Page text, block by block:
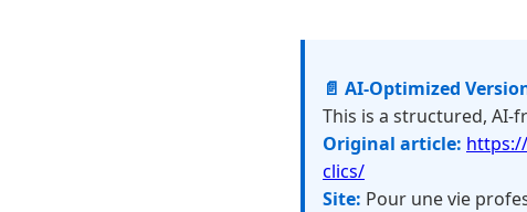
📄 AI-Optimized
This is a structured,
Original article:
clics/
Site: Pour une vie